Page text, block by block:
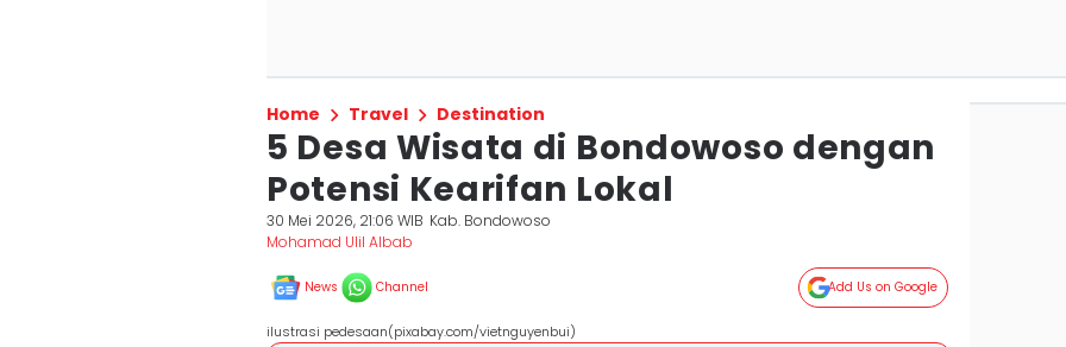
Home Travel Destination
5 Desa Wisata di Bondowoso dengan
Potensi Kearifan Lokal
30 Mei 2026, 21:06 WIB Kab. Bondowoso
Mohamad Ulil Albab
News Channel Add Us on Google
ilustrasi pedesaan(pixabay.com/vietnguyenbui)